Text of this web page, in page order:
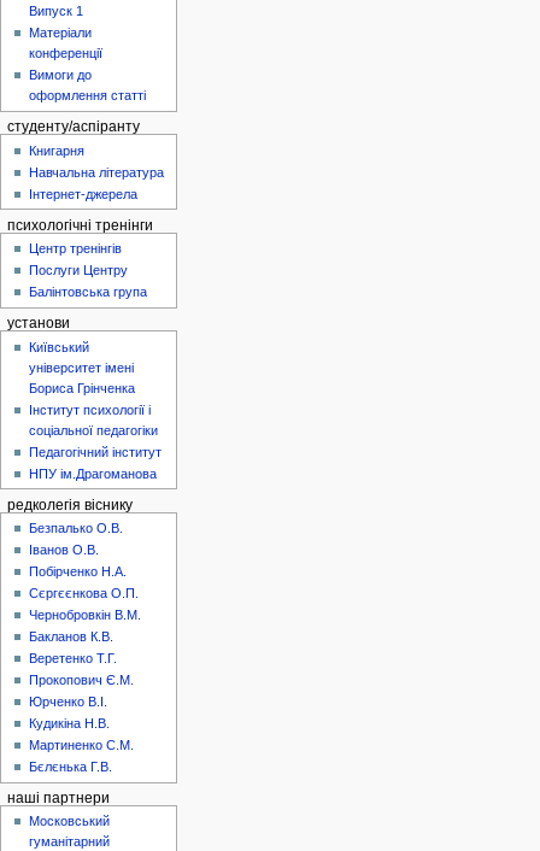
Випуск 1
Матеріали
конференції
Вимоги до
оформлення статті
студенту/аспіранту
Книгарня
Навчальна література
Інтернет-джерела
психологічні тренінги
Центр тренінгів
Послуги Центру
Балінтовська група
установи
Київський
університет імені
Бориса Грінченка
Інститут психології і
соціальної педагогіки
Педагогічний інститут
НПУ ім.Драгоманова
редколегія віснику
Безпалько О.В.
Іванов О.В.
Побірченко Н.А.
Сєргєєнкова О.П.
Чернобровкін В.М.
Бакланов К.В.
Веретенко Т.Г.
Прокопович Є.М.
Юрченко В.І.
Кудикіна Н.В.
Мартиненко С.М.
Бєлєнька Г.В.
наші партнери
Московський
гуманітарний